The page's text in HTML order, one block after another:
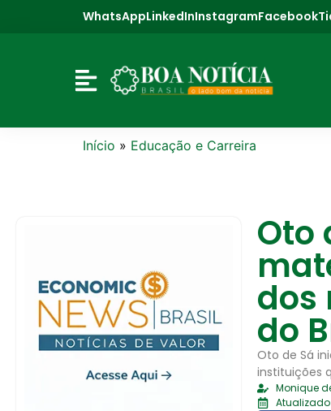
WhatsAppLinkedInInstagramFacebook
Início » Educação e Carreira
Oto
dos
do
Oto de Sá
instituições
Monique
Atualizado